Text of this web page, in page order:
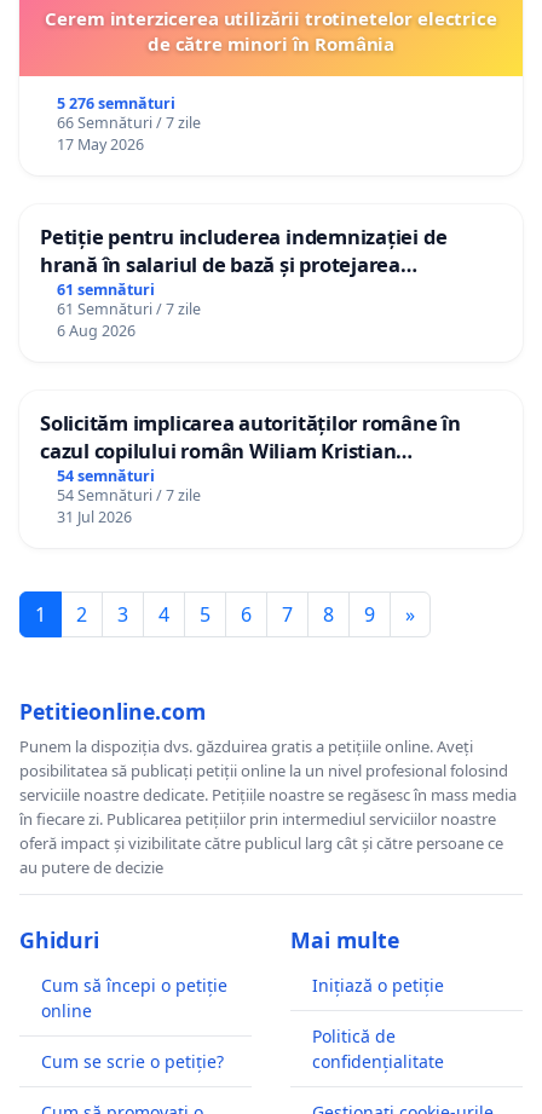
Cerem interzicerea utilizării trotinetelor electrice
de către minori în România
5 276 semnături
66 Semnături / 7 zile
17 May 2026
Petiție pentru includerea indemnizației de
hrană în salariul de bază și protejarea
gradațiilor de vechime pentru asistenții
personali
61 semnături
61 Semnături / 7 zile
6 Aug 2026
Solicităm implicarea autorităților române în
cazul copilului român Wiliam Kristian
Gheorghe, aflat în plasament în Danemarca de
12 ani
54 semnături
54 Semnături / 7 zile
31 Jul 2026
1 2 3 4 5 6 7 8 9 »
Petitieonline.com
Punem la dispoziția dvs. găzduirea gratis a petițiile online. Aveți
posibilitatea să publicați petiții online la un nivel profesional folosind
serviciile noastre dedicate. Petițiile noastre se regăsesc în mass media
în fiecare zi. Publicarea petițiilor prin intermediul serviciilor noastre
oferă impact și vizibilitate către publicul larg cât și către persoane ce
au putere de decizie
Ghiduri
Cum să începi o petiție
online
Cum se scrie o petiție?
Mai multe
Inițiază o petiție
Politică de
confidențialitate